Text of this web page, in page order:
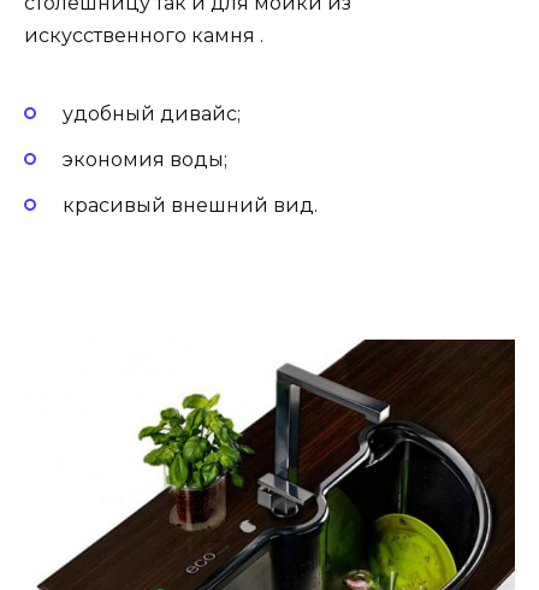
искусственного камня .
удобный дивайс;
экономия воды;
красивый внешний вид.